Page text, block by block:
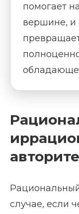
помогает
вершине, и
случае, если